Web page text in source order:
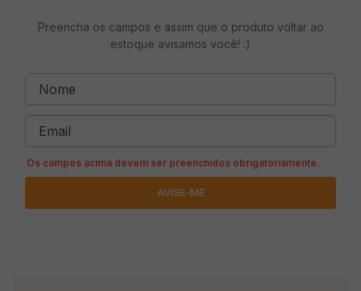
Preencha os campos e assim que o produto voltar ao
estoque avisamos você! :)